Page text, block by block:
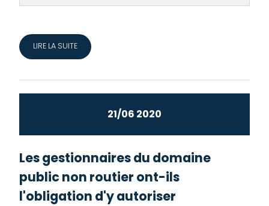
LIRE LA SUITE
21/06 2020
Les gestionnaires du domaine
public non routier ont-ils
l'obligation d'y autoriser